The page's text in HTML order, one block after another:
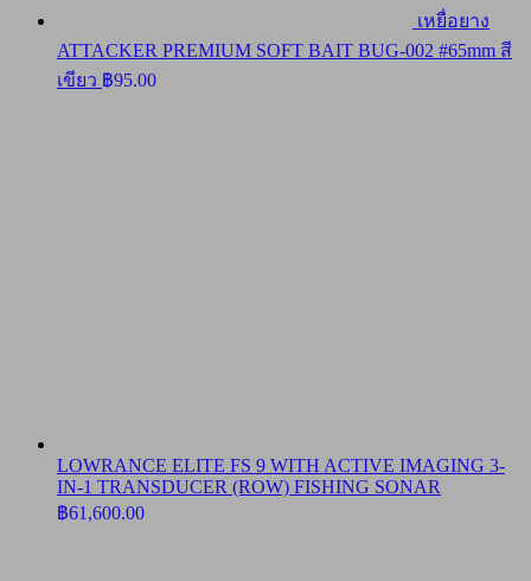
เหยื่อยาง
ATTACKER PREMIUM SOFT BAIT BUG-002 #65mm สี
เขียว ฿95.00
LOWRANCE ELITE FS 9 WITH ACTIVE IMAGING 3-
IN-1 TRANSDUCER (ROW) FISHING SONAR
฿61,600.00